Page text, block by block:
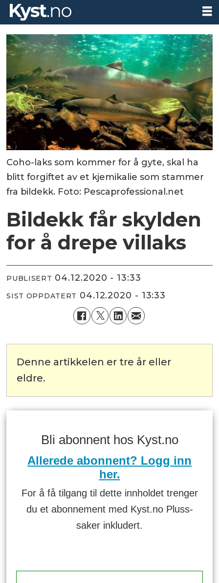
Coho-laks som kommer for å gyte, skal ha
blitt forgiftet av et kjemikalie som stammer
fra bildekk. Foto: Pescaprofessional.net
Bildekk får skylden
for å drepe villaks
PUBLISERT 04.12.2020 - 13:33
SIST OPPDATERT 04.12.2020 - 13:33
Denne artikkelen er tre år eller
eldre.
Bli abonnent hos Kyst.no
Allerede abonnent? Logg inn
her.
For å få tilgang til dette innholdet trenger
du et abonnement med Kyst.no Pluss-
saker inkludert.